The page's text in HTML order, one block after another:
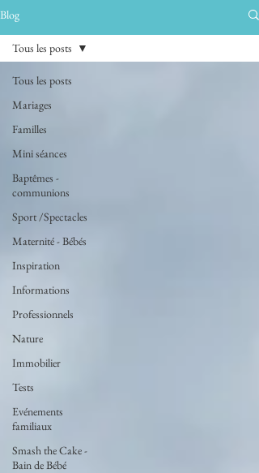
Blog
Tous les posts
Mariages
Familles
Mini séances
Baptêmes -
communions
Sport /Spectacles
Maternité - Bébés
Inspiration
Informations
Professionnels
Nature
Immobilier
Tests
Evénements
familiaux
Smash the Cake -
Bain de Bébé
Tous les posts